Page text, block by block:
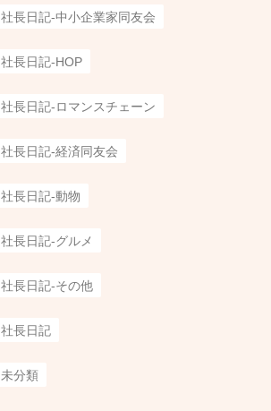
社長日記-中小企業家同友会
社長日記-HOP
社長日記-ロマンスチェーン
社長日記-経済同友会
社長日記-動物
社長日記-グルメ
社長日記-その他
社長日記
未分類